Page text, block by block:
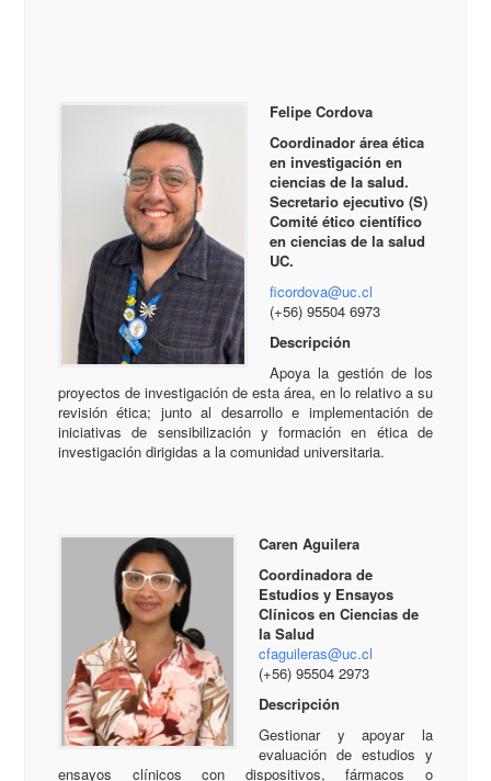
Felipe Cordova
Coordinador área ética
en investigación en
ciencias de la salud.
Secretario ejecutivo (S)
Comité ético científico
en ciencias de la salud
UC.
ficordova@uc.cl
(+56) 95504 6973
Descripción
Apoya la gestión de los
proyectos de investigación de esta área, en lo relativo a su
revisión ética; junto al desarrollo e implementación de
iniciativas de sensibilización y formación en ética de
investigación dirigidas a la comunidad universitaria.
Caren Aguilera
Coordinadora de
Estudios y Ensayos
Clínicos en Ciencias de
la Salud
cfaguileras@uc.cl
(+56) 95504 2973
Descripción
Gestionar y apoyar la
evaluación de estudios y
ensayos clínicos con dispositivos, fármacos o